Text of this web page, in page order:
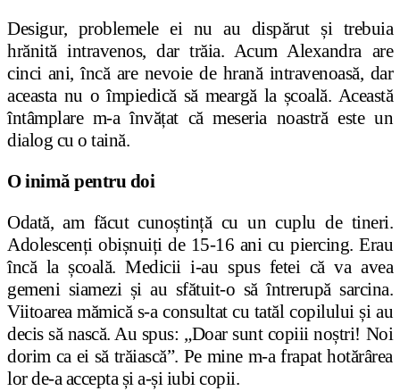
Desigur, problemele ei nu au dispărut și trebuia
hrănită intravenos, dar trăia. Acum Alexandra are
cinci ani, încă are nevoie de hrană intravenoasă, dar
aceasta nu o împiedică să meargă la școală. Această
întâmplare m-a învățat că meseria noastră este un
dialog cu o taină.
O inimă pentru doi
Odată, am făcut cunoștință cu un cuplu de tineri.
Adolescenți obișnuiți de 15-16 ani cu piercing. Erau
încă lașcoală. Medicii i-au spus fetei că va avea
gemeni siamezi și au sfătuit-o să întrerupă sarcina.
Viitoarea mămică s-a consultat cu tatăl copiluluiși au
decis să nască. Au spus: „Doar sunt copiii noștri! Noi
dorim ca ei să trăiască”. Pe mine m-a frapat hotărârea
lor de-a acceptași a-și iubi copii.